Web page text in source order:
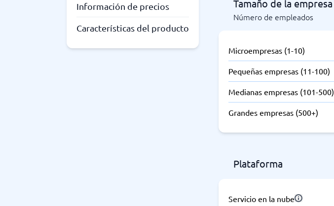
Información de precios
Características del producto
Tamaño de la empresa
Número de empleados
Microempresas (1-10)
Pequeñas empresas (11-100)
Medianas empresas (101-500)
Grandes empresas (500+)
Plataforma
Servicio en la nube